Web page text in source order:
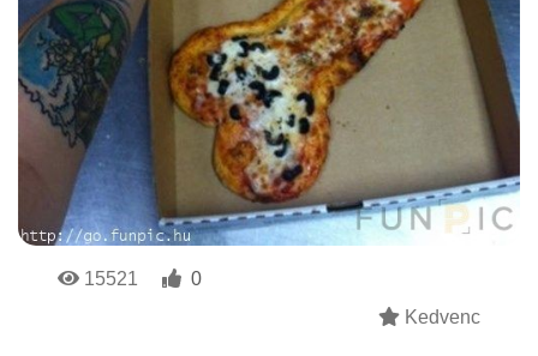
15521
0
Kedvenc